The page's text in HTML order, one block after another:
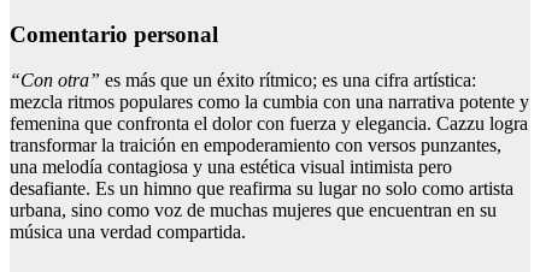
Comentario personal
“Con otra” es más que un éxito rítmico; es una cifra artística:
mezcla ritmos populares como la cumbia con una narrativa potente y
femenina que confronta el dolor con fuerza y elegancia. Cazzu logra
transformar la traición en empoderamiento con versos punzantes,
una melodía contagiosa y una estética visual intimista pero
desafiante. Es un himno que reafirma su lugar no solo como artista
urbana, sino como voz de muchas mujeres que encuentran en su
música una verdad compartida.